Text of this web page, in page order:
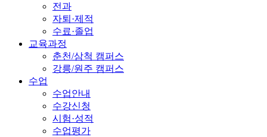
전과
자퇴·제적
수료·졸업
교육과정
춘천/삼척 캠퍼스
강릉/원주 캠퍼스
수업
수업안내
수강신청
시험·성적
수업평가